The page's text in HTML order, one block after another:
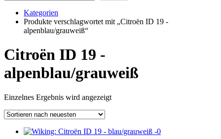
Kategorien
Produkte verschlagwortet mit „Citroën ID 19 -
alpenblau/grauweiß“
Citroën ID 19 -
alpenblau/grauweiß
Einzelnes Ergebnis wird angezeigt